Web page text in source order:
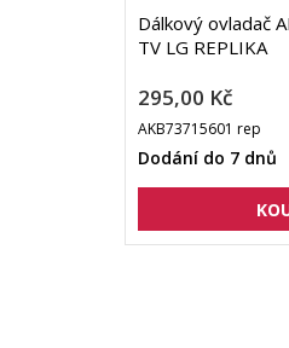
Dálkový ovladač
TV LG REPLIKA
295,00 Kč
AKB73715601 rep
Dodání do 7 dnů